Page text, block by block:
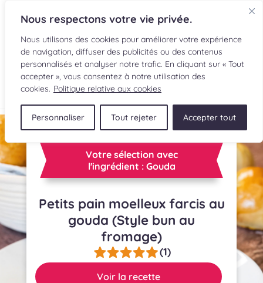
Nous respectons votre vie privée.
Nous utilisons des cookies pour améliorer votre expérience
de navigation, diffuser des publicités ou des contenus
personnalisés et analyser notre trafic. En cliquant sur « Tout
accepter », vous consentez à notre utilisation des
cookies. Politique relative aux cookies
Personnaliser Tout rejeter Accepter tout
EN
RECETTES
INGRÉDIENTS
LECTURES CULINAIRES
SOUMETTRE UNE RECETTE
BOUTIQUE
Votre sélection avec
l'ingrédient : Gouda
Petits pain moelleux farcis au
gouda (Style bun au
fromage)
(1)
Voir la recette